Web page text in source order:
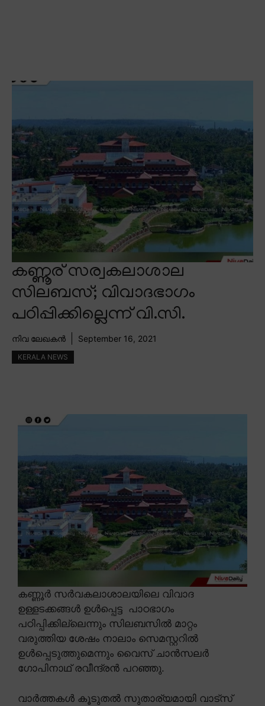
കണ്ണൂര് സര്വകലാശാല
സിലബസ്; വിവാദഭാഗം
പഠിപ്പിക്കില്ലെന്ന് വി.സി.
നിവ ലേഖകൻ September 16, 2021
KERALA NEWS
കണ്ണൂർ സർവകലാശാലയിലെ വിവാദ
ഉള്ളടക്കങ്ങൾ ഉൾപ്പെട്ട പാഠഭാഗം
പഠിപ്പിക്കില്ലെന്നും സിലബസിൽ മാറ്റം
വരുത്തിയ ശേഷം നാലാം സെമസ്റ്ററിൽ
ഉൾപ്പെടുത്തുമെന്നും വൈസ് ചാൻസലർ
ഗോപിനാഥ് രവീന്ദ്രൻ പറഞ്ഞു.
വാർത്തകൾ കൂടുതൽ സുതാര്യമായി വാട്സ്